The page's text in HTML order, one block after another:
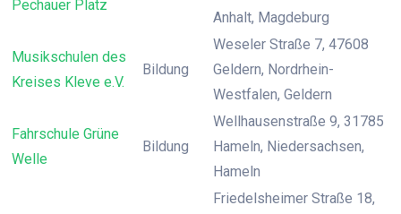
Pechauer Platz
Anhalt, Magdeburg
Musikschulen des
Kreises Kleve e.V.
Bildung
Weseler Straße 7, 47608
Geldern, Nordrhein-
Westfalen, Geldern
Fahrschule Grüne
Welle
Bildung
Wellhausenstraße 9, 31785
Hameln, Niedersachsen,
Hameln
Friedelsheimer Straße 18,